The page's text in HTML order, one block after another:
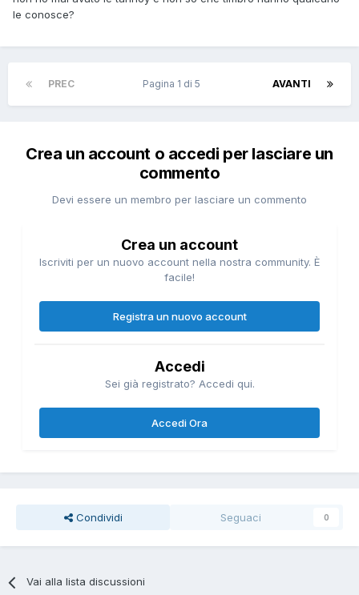
le conosce?
PREC AVANTI
Pagina 1 di 5
Crea un account o accedi per lasciare un
commento
Devi essere un membro per lasciare un commento
Crea un account
Iscriviti per un nuovo account nella nostra community. È
facile!
Registra un nuovo account
Accedi
Sei già registrato? Accedi qui.
Accedi Ora
Condividi Seguaci 0
Vai alla lista discussioni